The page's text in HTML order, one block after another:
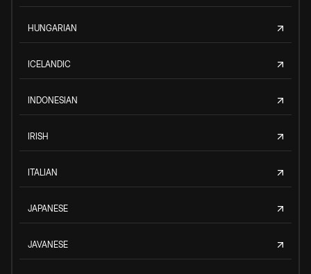
HUNGARIAN
ICELANDIC
INDONESIAN
IRISH
ITALIAN
JAPANESE
JAVANESE